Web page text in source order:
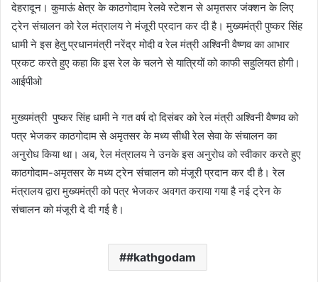
d
a
n
e
देहरादून। कुमाऊं क्षेत्र के काठगोदाम रेलवे स्टेशन से अमृतसर जंक्शन के लिए
ट्रेन संचालन को रेल मंत्रालय ने मंजूरी प्रदान कर दी है। मुख्यमंत्री पुष्कर सिंह
धामी ने इस हेतु प्रधानमंत्री नरेंद्र मोदी व रेल मंत्री अश्विनी वैष्णव का आभार
प्रकट करते हुए कहा कि इस रेल के चलने से यात्रियों को काफी सहुलियत होगी।
आईपीओ
मुख्यमंत्री पुष्कर सिंह धामी ने गत वर्ष दो दिसंबर को रेल मंत्री अश्विनी वैष्णव को
पत्र भेजकर काठगोदाम से अमृतसर के मध्य सीधी रेल सेवा के संचालन का
अनुरोध किया था। अब, रेल मंत्रालय ने उनके इस अनुरोध को स्वीकार करते हुए
काठगोदाम-अमृतसर के मध्य ट्रेन संचालन को मंजूरी प्रदान कर दी है। रेल
मंत्रालय द्वारा मुख्यमंत्री को पत्र भेजकर अवगत कराया गया है नई ट्रेन के
संचालन को मंजूरी दे दी गई है।
#kathgodam